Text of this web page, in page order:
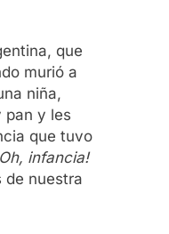
que
murió a
niña,
pan y les
que tuvo
infancia!
de nuestra